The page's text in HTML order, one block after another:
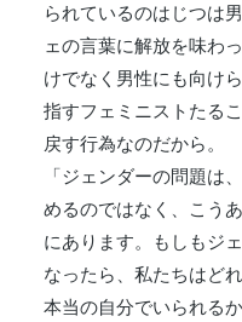
られているのはじつは
ェの言葉に解放を味わ
けでなく男性にも向け
指すフェミニストたる
戻す行為なのだから。
「ジェンダーの問題は
めるのではなく、こう
にあります。もしもジ
なったら、私たちはど
本当の自分でいられる